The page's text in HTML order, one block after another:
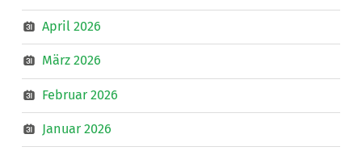
April 2026
März 2026
Februar 2026
Januar 2026